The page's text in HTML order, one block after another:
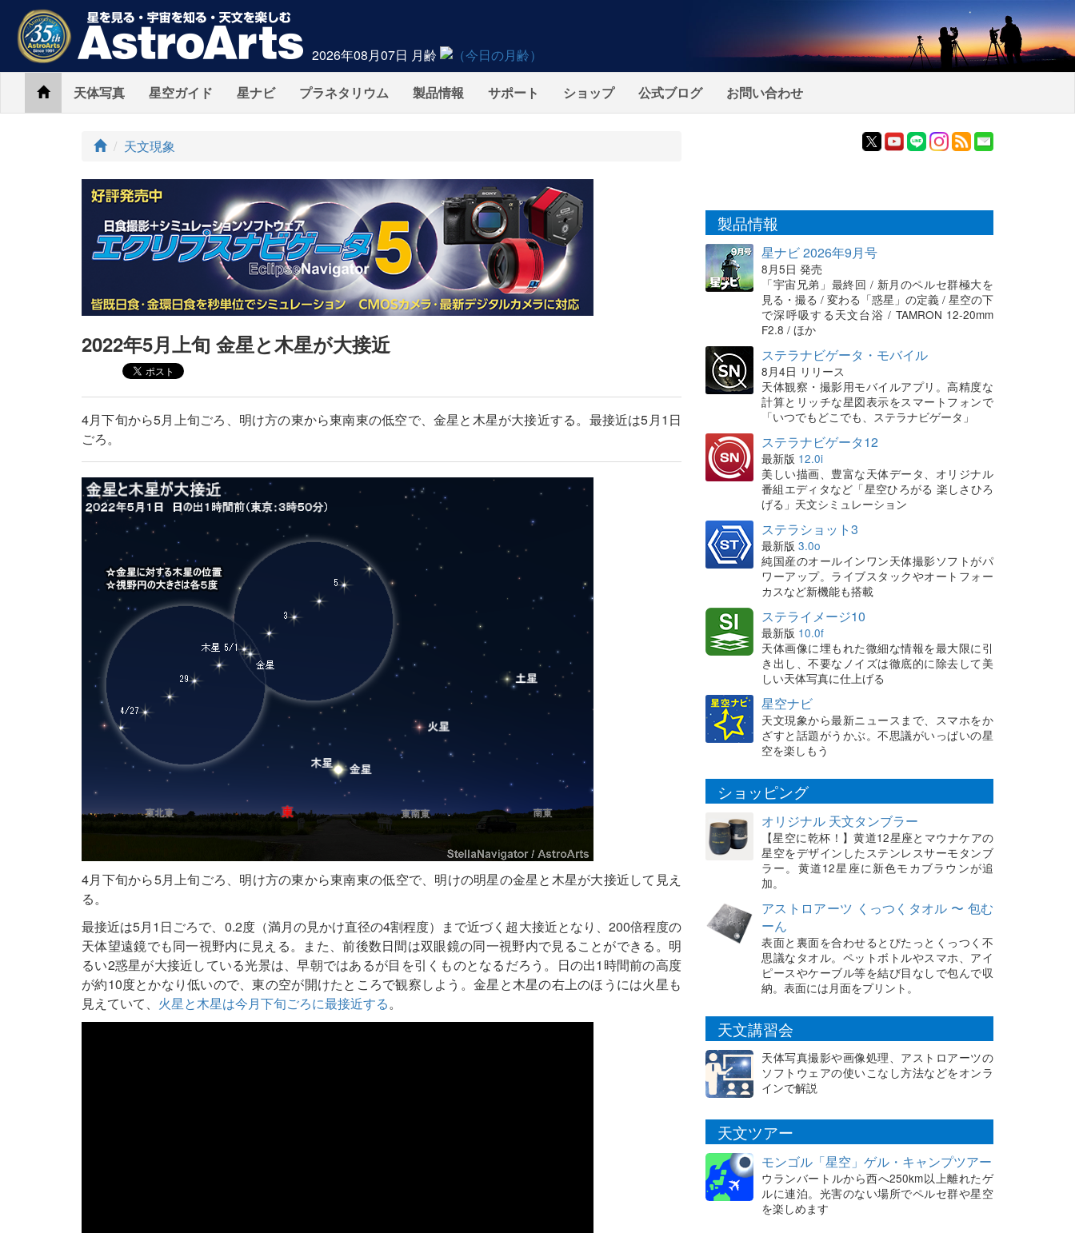
2026年08月07日 月齢
Home天体写真 星空ガイド 星ナビ プラネタリウム 製品情報 サポート ショップ 公式ブログ お問い合わせ
ト
プ
天文現象
2022年5月上旬 金星と木星が大接近
4月下旬から5月上旬ごろ、明け方の東から東南東の低空で、金星と木星が大接近する。最接近は5月1日
ごろ。
4月下旬から5月上旬ごろ、明け方の東から東南東の低空で、明けの明星の金星と木星が大接近して見え
る。
最接近は5月1日ごろで、0.2度（満月の見かけ直径の4割程度）まで近づく超大接近となり、200倍程度の
天体望遠鏡でも同一視野内に見える。また、前後数日間は双眼鏡の同一視野内で見ることができる。明
るい2惑星が大接近している光景は、早朝ではあるが目を引くものとなるだろう。日の出1時間前の高度
が約10度とかなり低いので、東の空が開けたところで観察しよう。金星と木星の右上のほうには火星も
見えていて、 火星と木星は今月下旬ごろに最接近する。
製品情報
星ナビ 2026年9月号
8月5日 発売
「宇宙兄弟」最終回 / 新月のペルセ群極大を
見る・撮る / 変わる「惑星」の定義 / 星空の下
で深呼吸する天文台浴 / TAMRON 12-20mm
F2.8 / ほか
ステラナビゲータ・モバイル
8月4日 リリース
天体観察・撮影用モバイルアプリ。高精度な
計算とリッチな星図表示をスマートフォンで
「いつでもどこでも、ステラナビゲータ」
ステラナビゲータ12
最新版 12.0i
美しい描画、豊富な天体データ、オリジナル
番組エディタなど「星空ひろがる 楽しさひろ
げる」天文シミュレーション
ステラショット3
最新版 3.0o
純国産のオールインワン天体撮影ソフトがパ
ワーアップ。ライブスタックやオートフォー
カスなど新機能も搭載
ステライメージ10
最新版 10.0f
天体画像に埋もれた微細な情報を最大限に引
き出し、不要なノイズは徹底的に除去して美
しい天体写真に仕上げる
星空ナビ
天文現象から最新ニュースまで、スマホをか
ざすと話題がうかぶ。不思議がいっぱいの星
空を楽しもう
ショッピング
オリジナル 天文タンブラー
【星空に乾杯！】黄道12星座とマウナケアの
星空をデザインしたステンレスサーモタンブ
ラー。黄道12星座に新色モカブラウンが追
加。
アストロアーツ くっつくタオル 〜 包む
ーん
表面と裏面を合わせるとぴたっとくっつく不
思議なタオル。ペットボトルやスマホ、アイ
ピースやケーブル等を結び目なしで包んで収
納。表面には月面をプリント。
天文講習会
天体写真撮影や画像処理、アストロアーツの
ソフトウェアの使いこなし方法などをオンラ
インで解説
天文ツアー
モンゴル「星空」ゲル・キャンプツアー
ウランバートルから西へ250km以上離れたゲ
ルに連泊。光害のない場所でペルセ群や星空
を楽しめます